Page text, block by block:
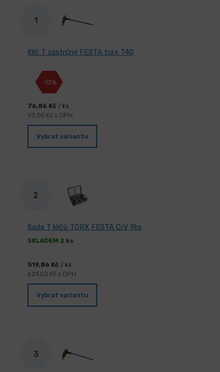
1
Klíč T zástrčný FESTA torx T40
-13%
76,86 Kč / ks
93,00 Kč s DPH
Vybrat variantu
2
Sada T klíčů TORX FESTA CrV 9ks
SKLADEM 2 ks
519,86 Kč / ks
629,03 Kč s DPH
Vybrat variantu
3